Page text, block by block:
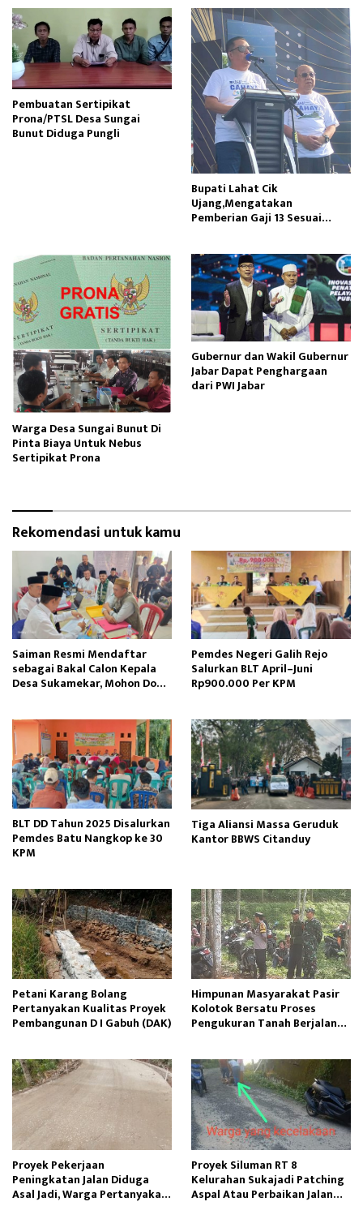
Pembuatan Sertipikat
Prona/PTSL Desa Sungai
Bunut Diduga Pungli
Bupati Lahat Cik
Ujang,Mengatakan
Pemberian Gaji 13 Sesuai
Warga Desa Sungai Bunut Di
Pinta Biaya Untuk Nebus
Sertipikat Prona
Gubernur dan Wakil Gubernur
Jabar Dapat Penghargaan
dari PWI Jabar
Rekomendasi untuk kamu
Saiman Resmi Mendaftar
sebagai Bakal Calon Kepala
Desa Sukamekar, Mohon Doa
Pemdes Negeri Galih Rejo
Salurkan BLT April–Juni
Rp900.000 Per KPM
BLT DD Tahun 2025 Disalurkan
Pemdes Batu Nangkop ke 30
KPM
Tiga Aliansi Massa Geruduk
Kantor BBWS Citanduy
Petani Karang Bolang
Pertanyakan Kualitas Proyek
Pembangunan D I Gabuh (DAK)
Himpunan Masyarakat Pasir
Kolotok Bersatu Proses
Pengukuran Tanah Berjalan
Proyek Pekerjaan
Peningkatan Jalan Diduga
Asal Jadi, Warga Pertanyakan
Proyek Siluman RT 8
Kelurahan Sukajadi Patching
Aspal Atau Perbaikan Jalan